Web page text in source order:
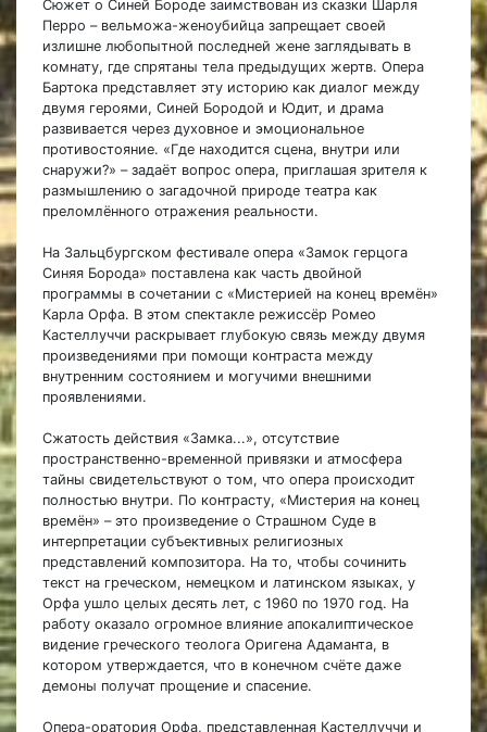
Сюжет о Синей Бороде заимствован из сказки Шарля
Перро – вельможа-женоубийца запрещает своей
излишне любопытной последней жене заглядывать в
комнату, где спрятаны тела предыдущих жертв. Опера
Бартока представляет эту историю как диалог между
двумя героями, Синей Бородой и Юдит, и драма
развивается через духовное и эмоциональное
противостояние. «Где находится сцена, внутри или
снаружи?» – задаёт вопрос опера, приглашая зрителя к
размышлению о загадочной природе театра как
преломлённого отражения реальности.
На Зальцбургском фестивале опера «Замок герцога
Синяя Борода» поставлена как часть двойной
программы в сочетании с «Мистерией на конец времён»
Карла Орфа. В этом спектакле режиссёр Ромео
Кастеллуччи раскрывает глубокую связь между двумя
произведениями при помощи контраста между
внутренним состоянием и могучими внешними
проявлениями.
Сжатость действия «Замка...», отсутствие
пространственно-временной привязки и атмосфера
тайны свидетельствуют о том, что опера происходит
полностью внутри. По контрасту, «Мистерия на конец
времён» – это произведение о Страшном Суде в
интерпретации субъективных религиозных
представлений композитора. На то, чтобы сочинить
текст на греческом, немецком и латинском языках, у
Орфа ушло целых десять лет, с 1960 по 1970 год. На
работу оказало огромное влияние апокалиптическое
видение греческого теолога Оригена Адаманта, в
котором утверждается, что в конечном счёте даже
демоны получат прощение и спасение.
Опера-оратория Орфа, представленная Кастеллуччи и